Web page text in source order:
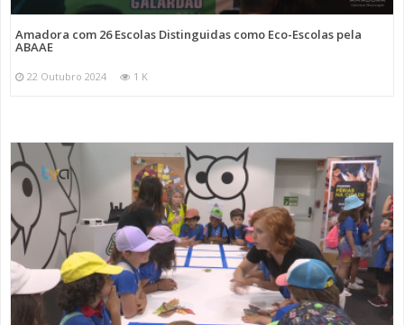
Amadora com 26 Escolas Distinguidas como Eco-Escolas pela
ABAAE
22 Outubro 2024 1 K